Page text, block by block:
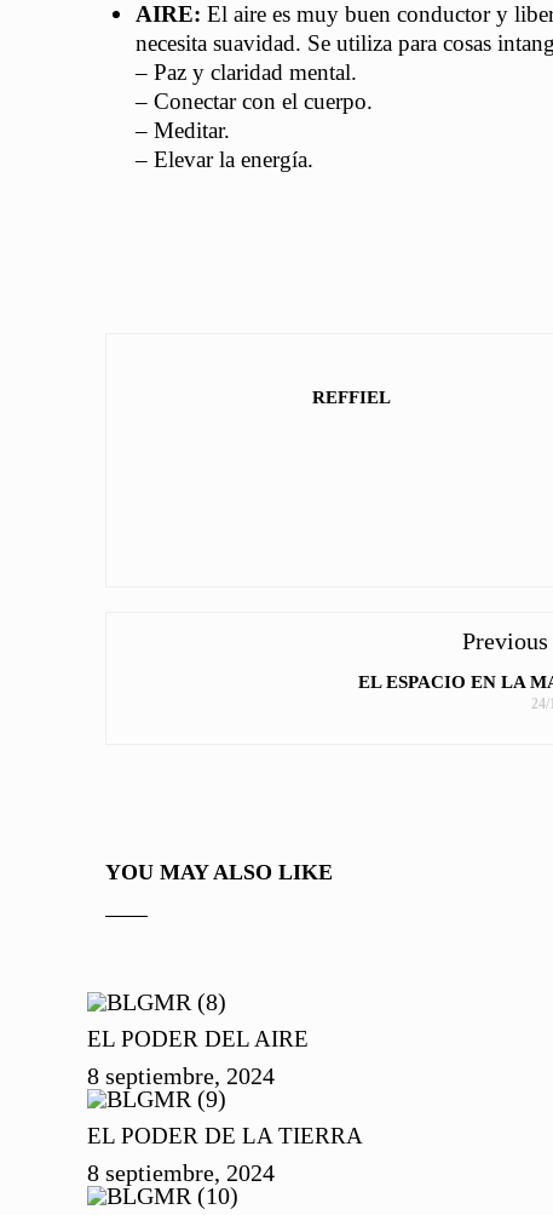
AIRE: El aire es muy buen conductor y
necesita suavidad. Se utiliza para cosas
– Paz y claridad mental.
– Conectar con el cuerpo.
– Meditar.
– Elevar la energía.
REFFIEL
EL ESPACIO EN LA
24/
YOU MAY ALSO LIKE
EL PODER DEL AIRE
8 septiembre, 2024
EL PODER DE LA TIERRA
8 septiembre, 2024